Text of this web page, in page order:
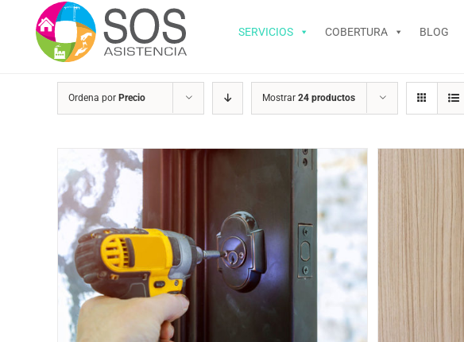
contenido
SERVICIOS COBERTURA BLOG
Ordena por Precio Mostrar 24 productos